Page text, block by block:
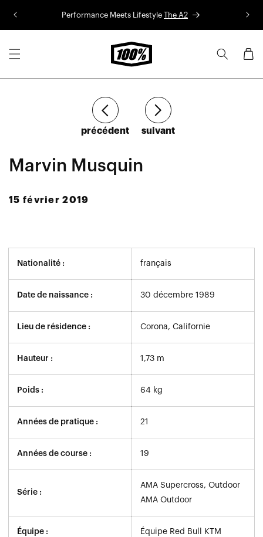
Performance Meets Lifestyle The A2
Panier
Marvin Musquin
15 février 2019
Article
précédent Article
suivant
Nationalité : français
Date de naissance : 30 décembre 1989
Lieu de résidence : Corona, Californie
Hauteur : 1,73 m
Poids : 64 kg
Années de pratique : 21
Années de course : 19
Série :
AMA Supercross, Outdoor
AMA Outdoor
Équipe : Équipe Red Bull KTM